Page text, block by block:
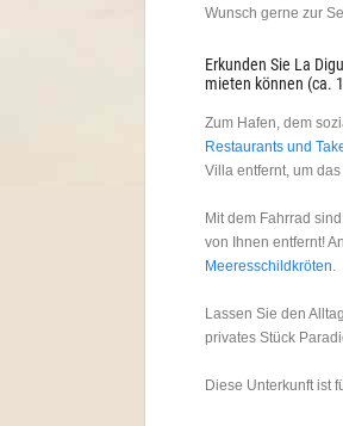
Wunsch gerne zur
Erkunden Sie La
mieten können (ca.
Zum Hafen, dem
Restaurants und
Villa entfernt, um
Mit dem Fahrrad
von Ihnen entfernt!
Meeresschildkröten.
Lassen Sie den
privates Stück
Diese Unterkunft ist